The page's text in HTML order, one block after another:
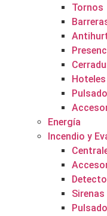
Tornos
Hoteles
Energía
Incendio y
Sirenas